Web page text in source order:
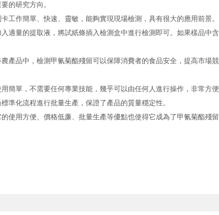
的研究方向。
工作簡單、快速、靈敏，能夠實現現場檢測，具有很大的應用前景。
量的提取液，將試紙條插入檢測盒中進行檢測即可。如果樣品中
品中，檢測甲氰菊酯殘留可以保障消費者的食品安全，提高市場
單，不需要任何專業技能，幾乎可以由任何人進行操作，非常方
準化流程進行批量生產，保證了產品的質量穩定性。
用方便、價格低廉、批量生產等優點也使得它成為了甲氰菊酯殘留